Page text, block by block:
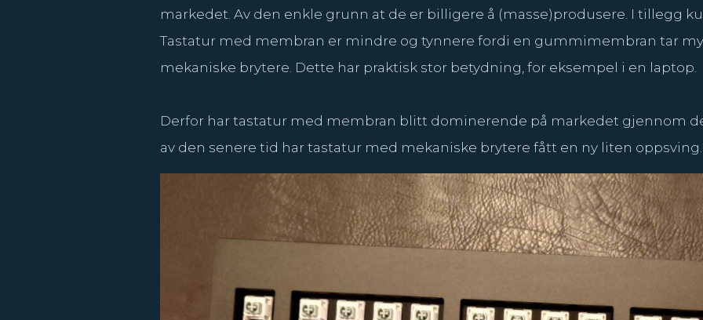
markedet. Av den enkle grunn at de er billigere å (masse)produsere. I tillegg
Tastatur med membran er mindre og tynnere fordi en gummimembran tar
mekaniske brytere. Dette har praktisk stor betydning, for eksempel i en laptop.
Derfor har tastatur med membran blitt dominerende på markedet gjennom
av den senere tid har tastatur med mekaniske brytere fått en ny liten